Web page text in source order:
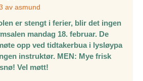
av asmund
er stengt i ferier, blir det ingen
mandag 18. februar. De
opp ved tidtakerbua i lysløypa
instruktør. MEN: Mye frisk
Vel møtt!